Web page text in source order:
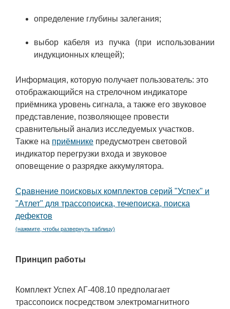
определение глубины залегания;
выбор кабеля из пучка (при использовании
индукционных клещей);
Информация, которую получает пользователь: это
отображающийся на стрелочном индикаторе
приёмника уровень сигнала, а также его звуковое
представление, позволяющее провести
сравнительный анализ исследуемых участков.
Также на приёмнике предусмотрен световой
индикатор перегрузки входа и звуковое
оповещение о разрядке аккумулятора.
Сравнение поисковых комплектов серий "Успех" и
"Атлет" для трассопоиска, течепоиска, поиска
дефектов
(нажмите, чтобы развернуть таблицу)
Принцип работы
Комплект Успех АГ-408.10 предполагает
трассопоиск посредством электромагнитного